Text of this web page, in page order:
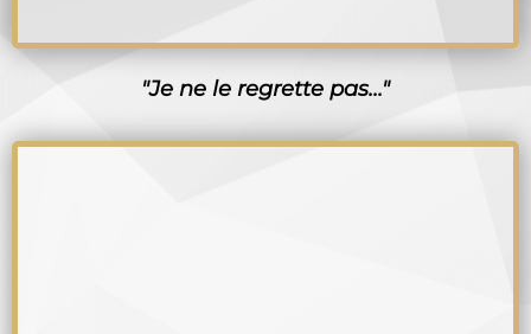
"Je ne le regrette pas..."